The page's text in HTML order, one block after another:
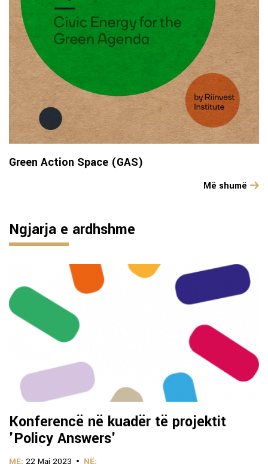
Green Action Space (GAS)
Më shumë
Ngjarja e ardhshme
Konferencë në kuadër të projektit
'Policy Answers'
ME: 22 Maj 2023 NË: